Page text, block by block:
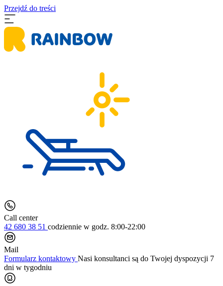
Przejdź do treści
Call center
42 680 38 51 codziennie w godz. 8:00-22:00
Mail
Formularz kontaktowy Nasi konsultanci są do Twojej dyspozycji 7
dni w tygodniu